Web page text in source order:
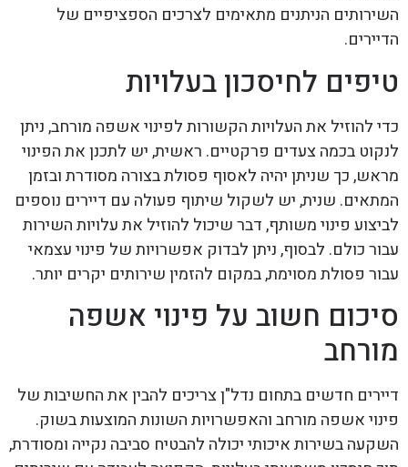
השירותים הניתנים מתאימים לצרכים הספציפיים של
הדיירים.
טיפים לחיסכון בעלויות
כדי להוזיל את העלויות הקשורות לפינוי אשפה מורחב, ניתן
לנקוט בכמה צעדים פרקטיים. ראשית, יש לתכנן את הפינוי
מראש, כך שניתן יהיה לאסוף פסולת בצורה מסודרת ובזמן
המתאים. שנית, יש לשקול שיתוף פעולה עם דיירים נוספים
לביצוע פינוי משותף, דבר שיכול להוזיל את עלויות השירות
עבור כולם. לבסוף, ניתן לבדוק אפשרויות של פינוי עצמאי
עבור פסולת מסוימת, במקום להזמין שירותים יקרים יותר.
סיכום חשוב על פינוי אשפה
מורחב
דיירים חדשים בתחום נדל"ן צריכים להבין את החשיבות של
פינוי אשפה מורחב והאפשרויות השונות המוצעות בשוק.
השקעה בשירות איכותי יכולה להבטיח סביבה נקייה ומסודרת,